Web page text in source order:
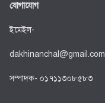
যোগাযোগ
ইমেইল-
dakhinanchal@gmail.com
সম্পাদক- ০১৭১১৩০৮৫৮৩